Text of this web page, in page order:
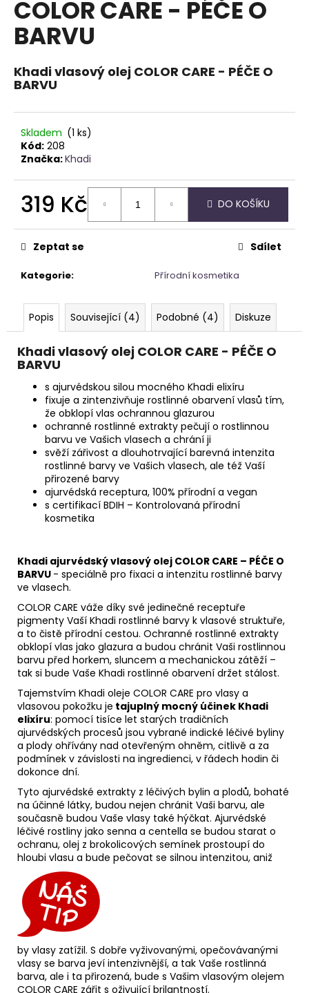
COLOR CARE - PÉČE O
BARVU
Khadi vlasový olej COLOR CARE - PÉČE O
BARVU
Skladem (1 ks)
Kód: 208
Značka:Khadi
319 Kč
cena:
DO KOŠÍKU
Kategorie: Přírodní kosmetika
Zeptat se Sdílet
Popis Související (4) Podobné (4) Diskuze
Khadi vlasový olej COLOR CARE - PÉČE O
BARVU
s ajurvédskou silou mocného Khadi elixíru
fixuje a zintenzivňuje rostlinné obarvení vlasů tím,
že obklopí vlas ochrannou glazurou
ochranné rostlinné extrakty pečují o rostlinnou
barvu ve Vašich vlasech a chrání ji
svěží zářivost a dlouhotrvající barevná intenzita
rostlinné barvy ve Vašich vlasech, ale též Vaší
přirozené barvy
ajurvédská receptura, 100% přírodní a vegan
s certifikací BDIH – Kontrolovaná přírodní
kosmetika
Khadi ajurvédský vlasový olej COLOR CARE – PÉČE O
BARVU - speciálně pro fixaci a intenzitu rostlinné barvy
ve vlasech.
COLOR CARE váže díky své jedinečné receptuře
pigmenty Vaší Khadi rostlinné barvy k vlasové struktuře,
a to čistě přírodní cestou. Ochranné rostlinné extrakty
obklopí vlas jako glazura a budou chránit Vaši rostlinnou
barvu před horkem, sluncem a mechanickou zátěží –
tak si bude Vaše Khadi rostlinné obarvení držet stálost.
Tajemstvím Khadi oleje COLOR CARE pro vlasy a
vlasovou pokožku je tajuplný mocný účinek Khadi
elixíru: pomocí tisíce let starých tradičních
ajurvédských procesů jsou vybrané indické léčivé byliny
a plody ohřívány nad otevřeným ohněm, citlivě a za
podmínek v závislosti na ingredienci, v řádech hodin či
dokonce dní.
Tyto ajurvédské extrakty z léčivých bylin a plodů, bohaté
na účinné látky, budou nejen chránit Vaši barvu, ale
současně budou Vaše vlasy také hýčkat. Ajurvédské
léčivé rostliny jako senna a centella se budou starat o
ochranu, olej z brokolicových semínek prostoupí do
hloubi vlasu a bude pečovat se silnou intenzitou, aniž
by vlasy zatížil. S dobře vyživovanými, opečovávanými
vlasy se barva jeví intenzivnější, a tak Vaše rostlinná
barva, ale i ta přirozená, bude s Vašim vlasovým olejem
COLOR CARE zářit s oživující brilantností.
a
j
t
?
o
p
u
e
m
TAROT
SVĚTLA